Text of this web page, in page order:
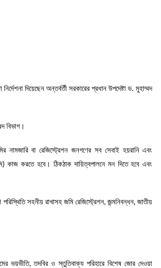
দিয়েছেন অন্তর্বর্তী সরকারের প্রধান উপদেষ্টা ড. মুহাম্মদ
বিভাগ।
নামজারি বা রেজিস্ট্রেশন জনগণের সব সেবাই হয়রানি এবং
কাজ করতে হবে। ঠিকঠাক দায়িত্বপালনে মন দিতে হবে এবং
সহনীয় রাখাসহ জমি রেজিস্ট্রেশন, জন্মনিবন্ধন, জাতীয়
ভয়ভীতি, তদবির ও স্তুতিবাক্য পরিহারে বিশেষ জোর দেওয়া